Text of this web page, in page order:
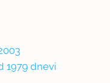
1979 dnevi